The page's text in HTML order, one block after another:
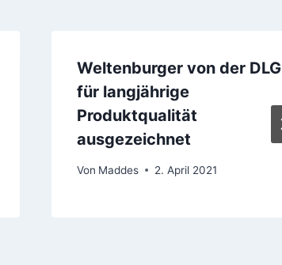
Weltenburger von der DLG
für langjährige
Produktqualität
ausgezeichnet
Von Maddes 2. April 2021